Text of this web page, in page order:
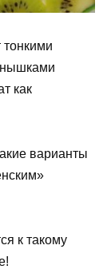
как
варианты
к такому